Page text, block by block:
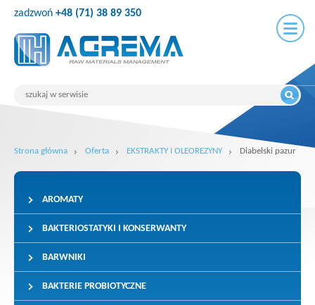
zadzwoń +48 (71) 38 89 350
Strona główna Oferta EKSTRAKTY I OLEOREZYNY Diabelski pazur
AROMATY
BAKTERIOSTATYKI I KONSERWANTY
BARWNIKI
BAKTERIE PROBIOTYCZNE